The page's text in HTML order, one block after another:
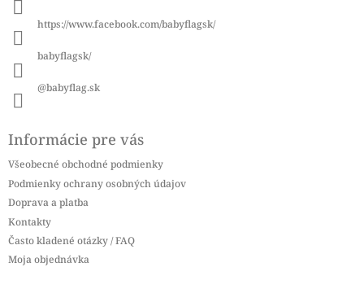
https://www.facebook.com/babyflagsk/
babyflagsk/
@babyflag.sk
Informácie pre vás
Všeobecné obchodné podmienky
Podmienky ochrany osobných údajov
Doprava a platba
Kontakty
Často kladené otázky / FAQ
Moja objednávka